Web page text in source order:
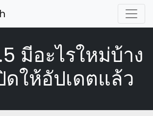
มีอะไรใหม่บ้าง
ดให้อัปเดตแล้ว